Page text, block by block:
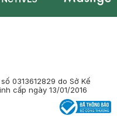
0313612829 do Sở Kế
cấp ngày 13/01/2016